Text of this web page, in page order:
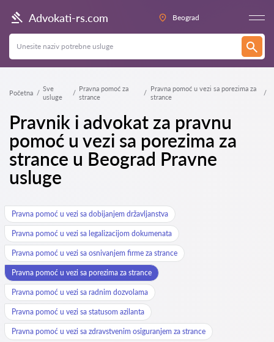
Advokati-rs.com Beograd
Početna
Sve
usluge
Pravna pomoć za
strance
Pravna pomoć u vezi sa porezima za
strance
Pravnik i advokat za pravnu
pomoć u vezi sa porezima za
strance u Beograd Pravne
usluge
Pravna pomoć u vezi sa dobijanjem državljanstva
Pravna pomoć u vezi sa legalizacijom dokumenata
Pravna pomoć u vezi sa osnivanjem firme za strance
Pravna pomoć u vezi sa porezima za strance
Pravna pomoć u vezi sa radnim dozvolama
Pravna pomoć u vezi sa statusom azilanta
Pravna pomoć u vezi sa zdravstvenim osiguranjem za strance